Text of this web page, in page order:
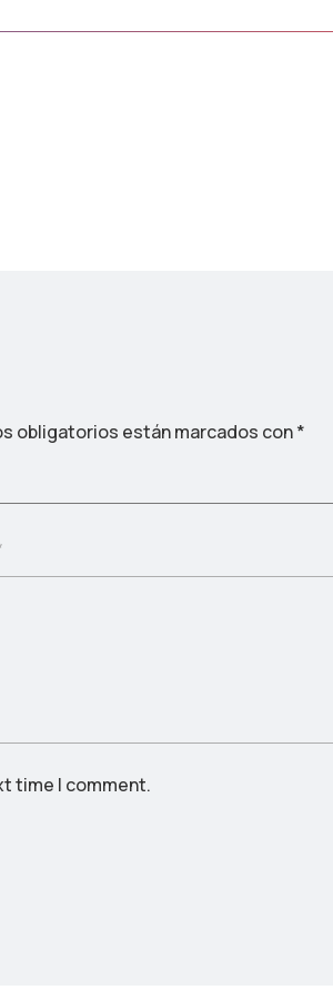
obligatorios están marcados con*
time I comment.